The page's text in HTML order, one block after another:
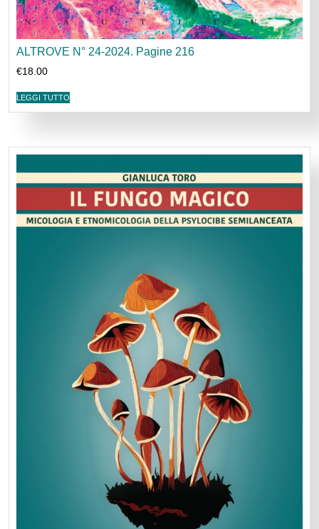
ALTROVE N° 24-2024. Pagine 216
€18.00
LEGGI TUTTO